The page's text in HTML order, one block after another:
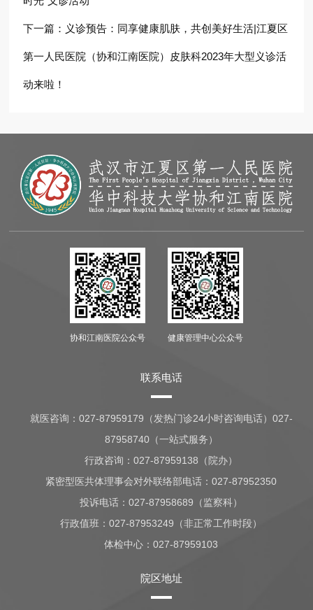
下一篇： 义诊预告：同享健康肌肤，共创美好生活|江夏区
第一人民医院（协和江南医院）皮肤科2023年大型义诊活
动来啦！
协和江南医院公众号 健康管理中心公众号
联系电话
就医咨询： 027-87959179（发热门诊24小时咨询电话）027-
87958740（一站式服务）
行政咨询：027-87959138（院办）
紧密型医共体理事会对外联络部电话：027-87952350
投诉电话：027-87958689（监察科）
行政值班：027-87953249（非正常工作时段）
体检中心：027-87959103
院区地址